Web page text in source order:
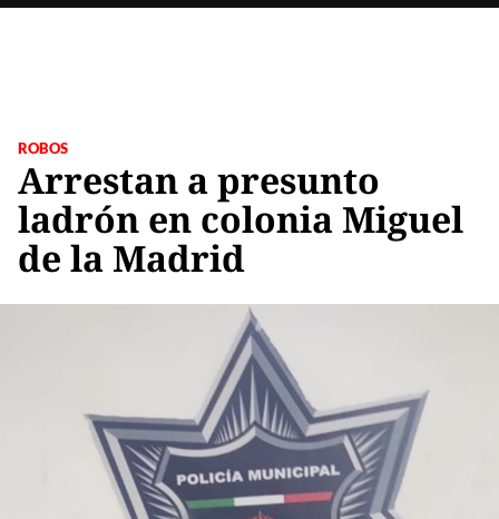
ROBOS
Arrestan a presunto
ladrón en colonia Miguel
de la Madrid